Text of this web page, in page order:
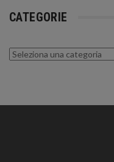
CATEGORIE
Categorie